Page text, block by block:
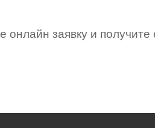
онлайн заявку и